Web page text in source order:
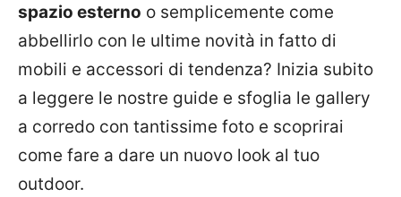
spazio esterno o semplicemente come
abbellirlo con le ultime novità in fatto di
mobili e accessori di tendenza? Inizia subito
a leggere le nostre guide e sfoglia le gallery
a corredo con tantissime foto e scoprirai
come fare a dare un nuovo look al tuo
outdoor.